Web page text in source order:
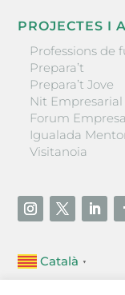
PROJECTES I
Professions de
Prepara’t
Prepara’t Jove
Nit Empresarial
Forum
Igualada
Visitanoia
Català ▼